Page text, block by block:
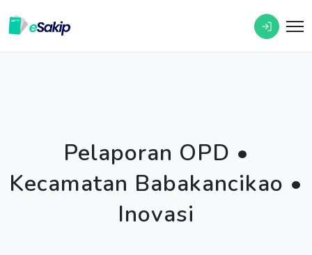
Pelaporan OPD •
Kecamatan Babakancikao •
Inovasi